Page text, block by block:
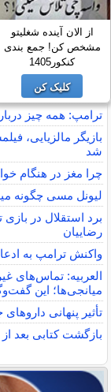
تورم
گزارش تکان‌ دهنده
فقرا را فقیرتر کرد؟/ شکاف ۱۵ درصدی
ترامپ: همه چیز
بازیگر مالزیایی،
شد
چرا مغز در هنگام
لیونل مسی چگونه
برد استقلال در
رضاییان
واکنش ترامپ به
العربیه: تماس‌های
میانجی‌ها؛ این
تأثیر پنهانی
بازگشت کتابی بعد از ۱۵۰سال
از الان آینده شغلیتو
مشخص کن! جمع بندی
کنکور1405
کلیک کن